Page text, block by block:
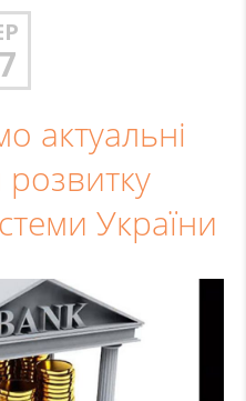
актуальні
України